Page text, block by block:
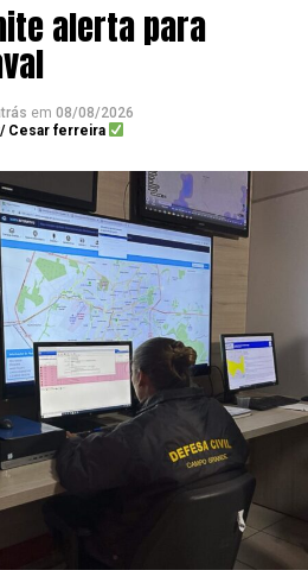
alerta para
em 08/08/2026
Cesar ferreira